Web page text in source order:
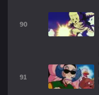
90
91